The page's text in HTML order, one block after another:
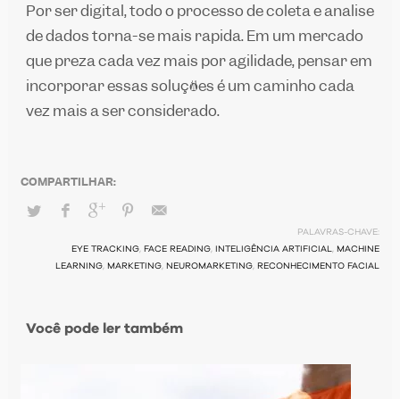
Por ser digital, todo o processo de coleta e análise
de dados torna-se mais rápida. Em um mercado
que preza cada vez mais por agilidade, pensar em
incorporar essas soluções é um caminho cada
vez mais a ser considerado.
PALAVRAS-CHAVE:
EYE TRACKING, FACE READING, INTELIGÊNCIA ARTIFICIAL, MACHINE
LEARNING, MARKETING, NEUROMARKETING, RECONHECIMENTO FACIAL
Você pode ler também